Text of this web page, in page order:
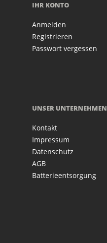
IHR KONTO
Anmelden
Registrieren
Passwort vergessen
UNSER UNTERNEHMEN
Kontakt
Impressum
Datenschutz
AGB
Batterieentsorgung